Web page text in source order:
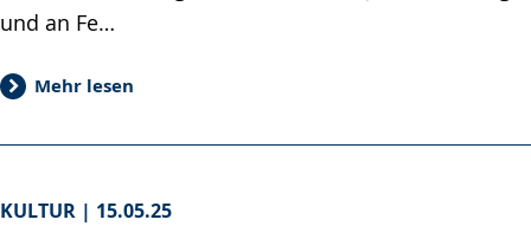
und an Fe…
Mehr lesen
KULTUR | 15.05.25